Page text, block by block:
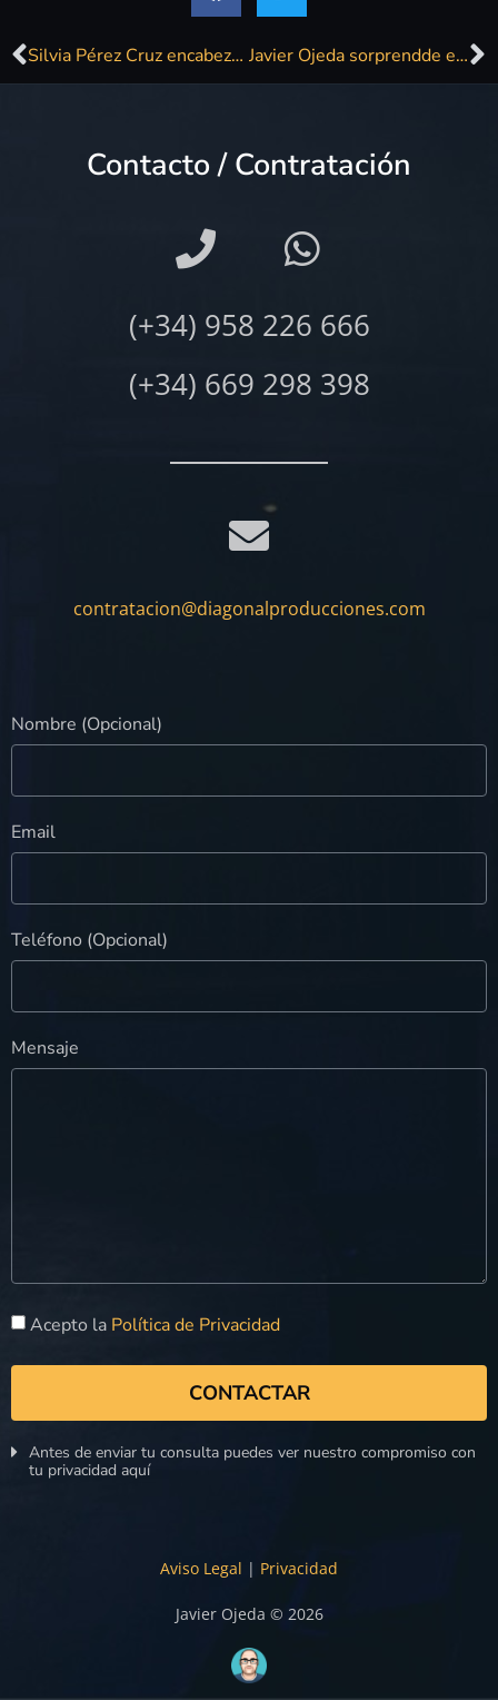
Silvia Pérez Cruz encabeza las últimas novedades del Festival Noches Mágicas Javier Ojeda sorprendde en El Portón con sus versiones de jazz
Contacto / Contratación
(+34) 958 226 666
(+34) 669 298 398
contratacion@diagonalproducciones.com
Nombre (Opcional)
Email
Teléfono (Opcional)
Mensaje
Acepto la Política de Privacidad
CONTACTAR
Antes de enviar tu consulta puedes ver nuestro compromiso con
tu privacidad aquí
Aviso Legal | Privacidad
Javier Ojeda © 2026